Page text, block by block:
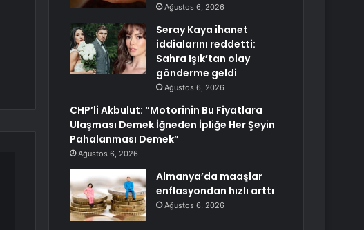
Ağustos 6, 2026
Seray Kaya ihanet
iddialarını reddetti:
Sahra Işık’tan olay
gönderme geldi
Ağustos 6, 2026
CHP’li Akbulut: “Motorinin Bu Fiyatlara
Ulaşması Demek İğneden İpliğe Her Şeyin
Pahalanması Demek”
Ağustos 6, 2026
Almanya’da maaşlar
enflasyondan hızlı arttı
Ağustos 6, 2026